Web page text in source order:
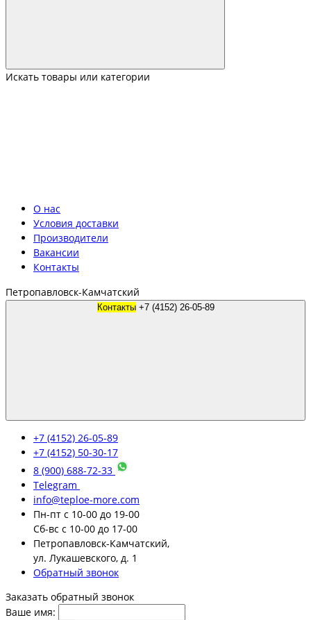
Искать товары или категории
О нас
Условия доставки
Производители
Вакансии
Контакты
Петропавловск-Камчатский
Контакты +7 (4152) 26-05-89
+7 (4152) 26-05-89
+7 (4152) 50-30-17
8 (900) 688-72-33
Telegram
info@teploe-more.com
Пн-пт с 10-00 до 19-00
Сб-вс с 10-00 до 17-00
Петропавловск-Камчатский,
ул. Лукашевского, д. 1
Обратный звонок
Заказать обратный звонок
Ваше имя: